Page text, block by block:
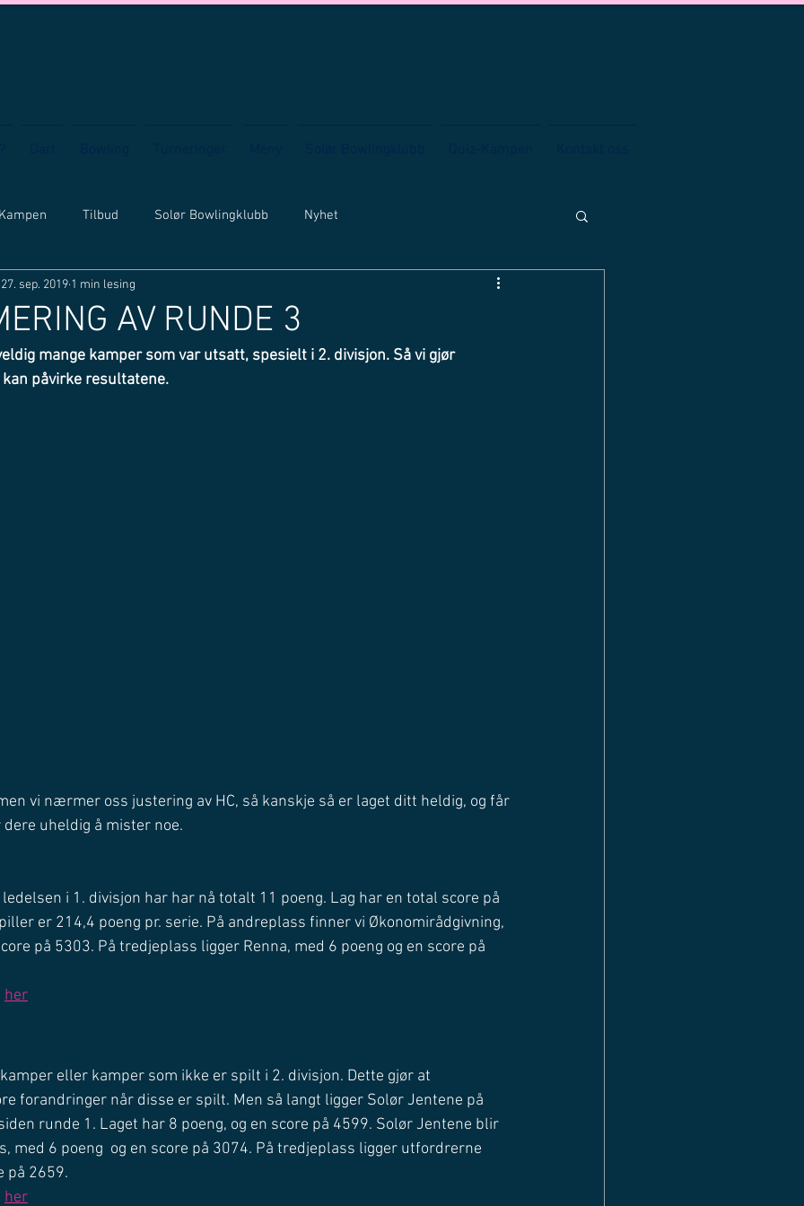
Tilbud Solør Bowlingklubb Nyhet
AV RUNDE 3
27. sep. 2019 1 min lesing
mange kamper som var utsatt, spesielt i 2. divisjon. Så vi gjør
påvirke resultatene.
vi nærmer oss justering av HC, så kanskje så er laget ditt heldig, og får
uheldig å mister noe.
i 1. divisjon har har nå totalt 11 poeng. Lag har en total score på
er 214,4 poeng pr. serie. På andreplass finner vi Økonomirådgivning,
på 5303. På tredjeplass ligger Renna, med 6 poeng og en score på
her
eller kamper som ikke er spilt i 2. divisjon. Dette gjør at
forandringer når disse er spilt. Men så langt ligger Solør Jentene på
runde 1. Laget har 8 poeng, og en score på 4599. Solør Jentene blir
med 6 poeng  og en score på 3074. På tredjeplass ligger utfordrerne
på 2659.
her